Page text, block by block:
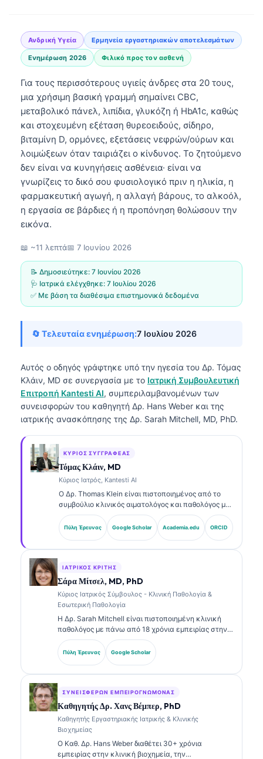
Ανδρική Υγεία Ερμηνεία εργαστηριακών αποτελεσμάτων
Ενημέρωση 2026 Φιλικό προς τον ασθενή
Για τους περισσότερους υγιείς άνδρες στα 20 τους,
μια χρήσιμη βασική γραμμή σημαίνει CBC,
μεταβολικό πάνελ, λιπίδια, γλυκόζη ή HbA1c, καθώς
και στοχευμένη εξέταση θυρεοειδούς, σίδηρο,
βιταμίνη D, ορμόνες, εξετάσεις νεφρών/ούρων και
λοιμώξεων όταν ταιριάζει ο κίνδυνος. Το ζητούμενο
δεν είναι να κυνηγήσεις ασθένεια· είναι να
γνωρίζεις το δικό σου φυσιολογικό πριν η ηλικία, η
φαρμακευτική αγωγή, η αλλαγή βάρους, το αλκοόλ,
η εργασία σε βάρδιες ή η προπόνηση θολώσουν την
εικόνα.
📖 ~11 λεπτά📅 7 Ιουνίου 2026
📝 Δημοσιεύτηκε: 7 Ιουνίου 2026
🩺 Ιατρικά ελέγχθηκε: 7 Ιουλίου 2026
✅ Με βάση τα διαθέσιμα επιστημονικά δεδομένα
🔄 Τελευταία ενημέρωση:7 Ιουλίου 2026
Αυτός ο οδηγός γράφτηκε υπό την ηγεσία του Δρ. Τόμας
Κλάιν, MD σε συνεργασία με το Ιατρική Συμβουλευτική
Επιτροπή Kantesti AI, συμπεριλαμβανομένων των
συνεισφορών του καθηγητή Δρ. Hans Weber και της
ιατρικής ανασκόπησης της Δρ. Sarah Mitchell, MD, PhD.
ΚΎΡΙΟΣ ΣΥΓΓΡΑΦΈΑΣ
Τόμας Κλάιν, MD
Κύριος Ιατρός, Kantesti AI
Ο Δρ. Thomas Klein είναι πιστοποιημένος από το
συμβούλιο κλινικός αιματολόγος και παθολόγος με
πάνω από 15 χρόνια εμπειρίας στη εργαστηριακή
ιατρική και στην ανάλυση κλινικών δεδομένων με
υποβοήθηση AI. Ως Chief Medical Officer στην
δικτύου. Ο Δρ. Klein έχει δημοσιεύσει εκτενώς
σχετικά με την ερμηνεία βιοδεικτών και τη
εργαστηριακή διάγνωση σε θέματα εργαστηριακής
ιατρικής.
Πύλη Έρευνας Google Scholar Academia.edu ORCID
ΙΑΤΡΙΚΌΣ ΚΡΙΤΉΣ
Σάρα Μίτσελ, MD, PhD
Κύριος Ιατρικός Σύμβουλος - Κλινική Παθολογία &
Εσωτερική Παθολογία
Η Δρ. Sarah Mitchell είναι πιστοποιημένη κλινική
παθολόγος με πάνω από 18 χρόνια εμπειρίας στην
εργαστηριακή ιατρική και στην διαγνωστική
ανάλυση. Διαθέτει εξειδικευμένες πιστοποιήσεις
στην κλινική χημεία και έχει δημοσιεύσει εκτενώς
Πύλη Έρευνας Google Scholar
ΣΥΝΕΙΣΦΈΡΩΝ ΕΜΠΕΙΡΟΓΝΏΜΟΝΑΣ
Καθηγητής Δρ. Χανς Βέμπερ, PhD
Καθηγητής Εργαστηριακής Ιατρικής & Κλινικής
Βιοχημείας
Ο Καθ. Δρ. Hans Weber διαθέτει 30+ χρόνια
εμπειρίας στην κλινική βιοχημεία, την